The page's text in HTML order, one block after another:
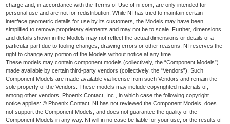
charge and, in accordance with the Terms of Use of ni.com, are only intended for
personal use and are not for redistribution. While NI has tried to maintain certain
interface geometric details for use by its customers, the Models may have been
simplified to remove proprietary elements and may not be to scale. Further, dimensions
and details shown in the Models may not reflect the actual dimensions or details of a
particular part due to tooling changes, drawing errors or other reasons. NI reserves the
right to change any portion of the Models without notice at any time.
These models may contain component models (collectively, the “Component Models”)
made available by certain third-party vendors (collectively, the “Vendors”). Such
Component Models are made available via license from such Vendors and remain the
sole property of the Vendors. These models may include copyrighted materials of,
among other vendors, Phoenix Contact, Inc., in which case the following copyright
notice applies: © Phoenix Contact. NI has not reviewed the Component Models, does
not support the Component Models, and does not guarantee the quality of the
Component Models in any way. NI will in no case be liable for your use, or the results of